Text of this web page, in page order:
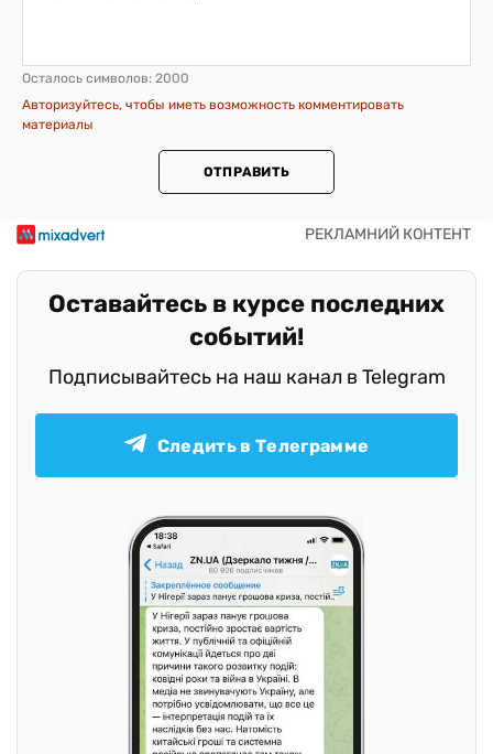
Осталось символов: 2000
Авторизуйтесь, чтобы иметь возможность комментировать
материалы
ОТПРАВИТЬ
Оставайтесь в курсе последних
событий!
Подписывайтесь на наш канал в Telegram
Следить в Телеграмме